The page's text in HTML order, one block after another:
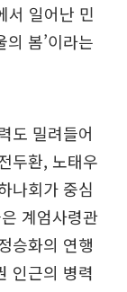
서 일어난 민
봄’이라는
도 밀려들어
두환, 노태우
나회가 중심
계엄사령관
승화의 연행
인근의 병력